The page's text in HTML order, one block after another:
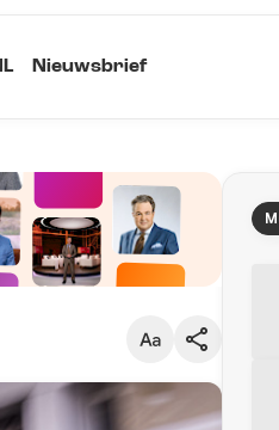
Nieuwsbrief